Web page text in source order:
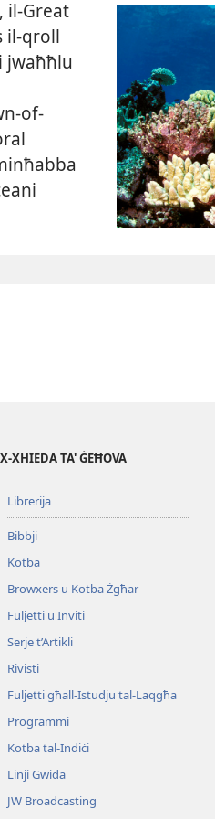
il-​Great
il-​qroll
jwaħħlu
​of-​
XHIEDA TA' ĠEĦOVA
Librerija
Bibbji
Kotba
Browxers u Kotba Żgħar
Fuljetti u Inviti
Serje t’Artikli
Rivisti
Fuljetti għall-Istudju tal-Laqgħa
Programmi
Kotba tal-Indiċi
Linji Gwida
JW Broadcasting